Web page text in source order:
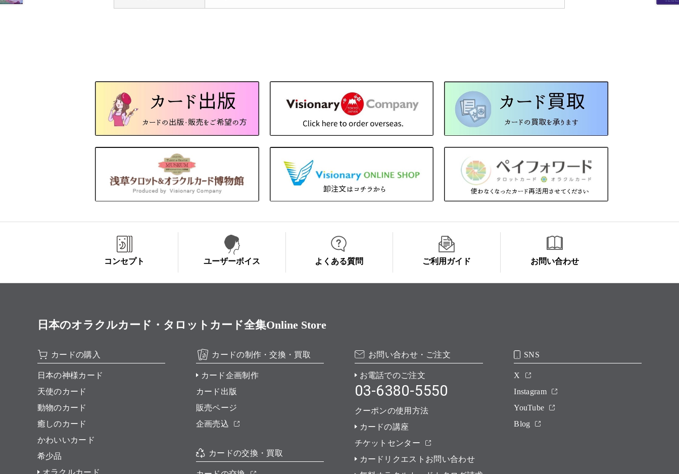
コンセプト ユーザーボイス よくある質問 ご利用ガイド お問い合わせ
日本のオラクルカード・タロットカード全集Online Store
カードの購入
日本の神様カード
天使のカード
動物のカード
癒しのカード
かわいいカード
希少品
カードの制作・交換・買取
カード企画制作
カード出版
販売ページ
企画売込
カードの交換・買取
お問い合わせ・ご注文
お電話でのご注文
03-6380-5550
クーポンの使用方法
カードの講座
チケットセンター
カードリクエストお問い合わせ
SNS
X
Instagram
YouTube
Blog